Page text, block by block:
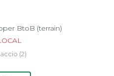
BtoB (terrain)
(2)